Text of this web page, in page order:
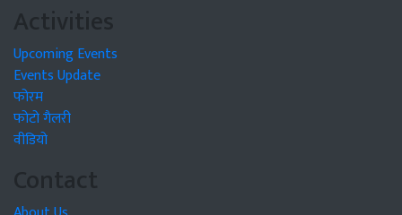
Activities
Upcoming Events
Events Update
फोरम
फोटो गैलरी
वीडियो
Contact